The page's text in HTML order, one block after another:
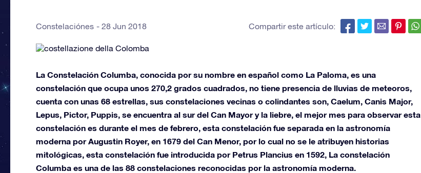
Constelaciónes 28 Jun 2018 Compartir este artículo:
La Constelación Columba, conocida por su nombre en español como La Paloma, es una
constelación que ocupa unos 270,2 grados cuadrados, no tiene presencia de lluvias de meteoros,
cuenta con unas 68 estrellas, sus constelaciones vecinas o colindantes son, Caelum, Canis Major,
Lepus, Pictor, Puppis, se encuentra al sur del Can Mayor y la liebre, el mejor mes para observar esta
constelación es durante el mes de febrero, esta constelación fue separada en la astronomía
moderna por Augustin Royer, en 1679 del Can Menor, por lo cual no se le atribuyen historias
mitológicas, esta constelación fue introducida por Petrus Plancius en 1592, La constelación
Columba es una de las 88 constelaciones reconocidas por la astronomía moderna.